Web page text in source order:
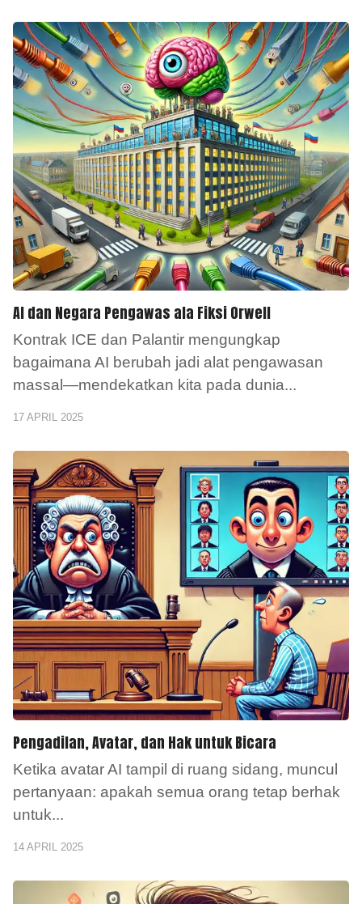
AI dan Negara Pengawas ala Fiksi Orwell
Kontrak ICE dan Palantir mengungkap
bagaimana AI berubah jadi alat pengawasan
massal—mendekatkan kita pada dunia...
17 APRIL 2025
Pengadilan, Avatar, dan Hak untuk Bicara
Ketika avatar AI tampil di ruang sidang, muncul
pertanyaan: apakah semua orang tetap berhak
untuk...
14 APRIL 2025